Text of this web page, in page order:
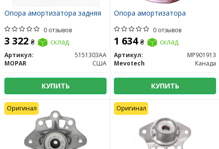
Опора амортизатора задняя
0 отзывов
3 322 ₴ склад
Артикул:
5151303AA
MOPAR
США
КУПИТЬ
Опора амортизатора
0 отзывов
1 634 ₴ склад
Артикул:
MP901913
Mevotech
Канада
КУПИТЬ
Оригинал Оригинал